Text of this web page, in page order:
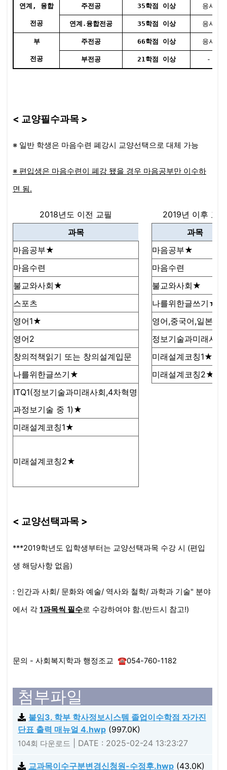
연계, 융합 주전공 35학점 이상 응시
전공 연계․융합전공 35학점 이상 응시
부 주전공 66학점 이상 응시
전공 부전공 21학점 이상 -
< 교양필수과목 >
※ 일반 학생은 마음수련 폐강시 교양선택으로 대체 가능
※ 편입생은 마음수련이 폐강 됐을 경우 마음공부만 이수하
면 됨.
2018년도 이전 교필
2019년 이후 교필
과목
과목
마음공부★
마음공부★
마음수련
마음수련
불교와사회★
불교와사회★
스포츠
나를위한글쓰기★
영어1★
영어,중국어,일본어
영어2
정보기술과미래사
창의적책읽기 또는 창의설계입문
미래설계코칭1★
나를위한글쓰기★
미래설계코칭2★
ITQ1(정보기술과미래사회,4차혁명
과정보기술 중 1)★
미래설계코칭1★
미래설계코칭2★
< 교양선택과목 >
***2019학년도 입학생부터는 교양선택과목 수강 시 (편입
생 해당사항 없음)
: 인간과 사회/ 문화와 예술/ 역사와 철학/ 과학과 기술" 분야
에서 각 1과목씩 필수로 수강하여야 함.(반드시 참고!)
문의 - 사회복지학과 행정조교 ☎054-760-1182
첨부파일
붙임3. 학부 학사정보시스템 졸업이수학점 자가진
단표 출력 매뉴얼 4.hwp (997.0K)
104회 다운로드 DATE : 2025-02-24 13:23:27
교과목이수구분변경신청원-수정후.hwp (43.0K)